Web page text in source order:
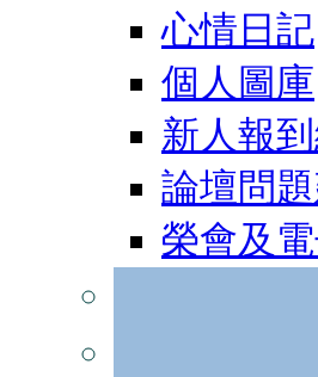
心情日記
個人圖庫
新人報
論壇問
榮會及